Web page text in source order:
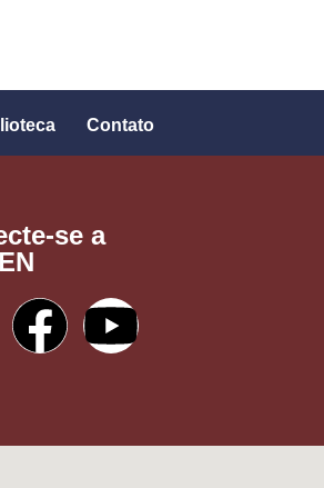
Contato
se a